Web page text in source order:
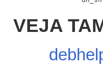
VEJA